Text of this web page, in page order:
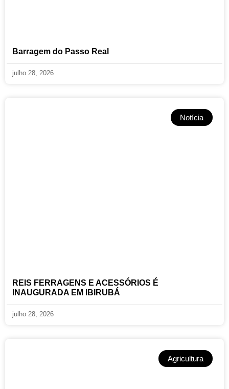
Barragem do Passo Real
julho 28, 2026
Notícia
REIS FERRAGENS E ACESSÓRIOS É
INAUGURADA EM IBIRUBÁ
julho 28, 2026
Agricultura